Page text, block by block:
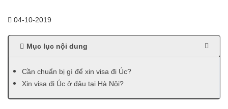
04-10-2019
Mục lục nội dung
Cần chuẩn bị gì để xin visa đi Úc?
Xin visa đi Úc ở đâu tại Hà Nội?